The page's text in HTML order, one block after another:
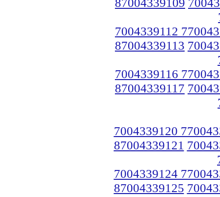
7004339112
87004339113
7004339116
87004339117
7004339120
87004339121
7004339124
87004339125